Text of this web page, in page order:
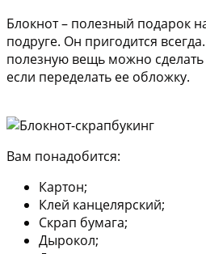
Блокнот – полезный подарок
подруге. Он пригодится
полезную вещь можно
если переделать ее обложку.
Вам понадобится:
Картон;
Клей канцелярский;
Скрап бумага;
Дырокол;